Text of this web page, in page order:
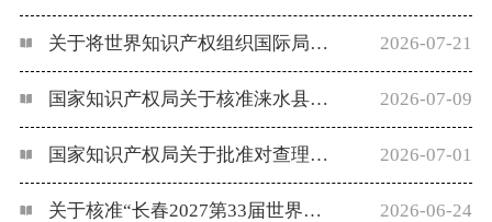
关于将世界知识产权组织国际局通报的26件标志初步纳入官方标志保护的公告（第684号） 2026-07-21
国家知识产权局关于核准涞水县金鑫核桃种植农民专业合作社等240家企业使用地理标志专用标志的公告（第683号） 2026-07-09
国家知识产权局关于批准对查理曼和勃艮第克莱芒起泡酒等2个产品实施地理标志产品保护的公告（第682号） 2026-07-01
关于核准“长春2027第33届世界大学生冬季运动会会徽”等18件特殊标志登记的公告（第681号） 2026-06-24